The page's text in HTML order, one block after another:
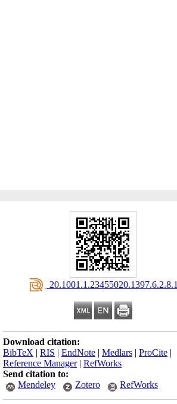
‎ 20.1001.1.23455020.1397.6.2.8.1
Download citation:
BibTeX | RIS | EndNote | Medlars | ProCite |
Reference Manager| RefWorks
Send citation to:
Mendeley
Zotero RefWorks